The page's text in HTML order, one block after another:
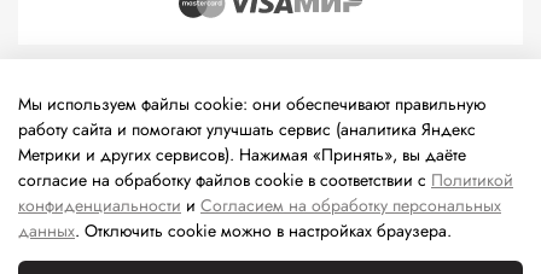
технологии
(информационные технологии предоставления
информации на основе сбора, систематизации и анализа
сведений, относящихся к предпочтениям пользователей сети
«Интернет», находящихся на территории Российской
Федерации).
Мы используем файлы cookie: они обеспечивают правильную
работу сайта и помогают улучшать сервис (аналитика Яндекс
Метрики и других сервисов). Нажимая «Принять», вы даёте
согласие на обработку файлов cookie в соответствии с Политикой
конфиденциальности и Согласием на обработку персональных
данных. Отключить cookie можно в настройках браузера.